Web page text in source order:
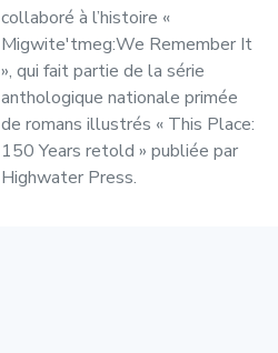
collaboré à l’histoire «
Migwite'tmeg:We Remember It
», qui fait partie de la série
anthologique nationale primée
de romans illustrés « This Place:
150 Years retold » publiée par
Highwater Press.